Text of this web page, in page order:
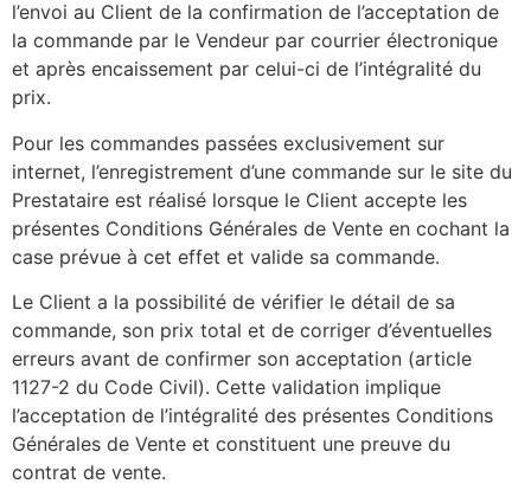
l’envoi au Client de la confirmation de l’acceptation de
la commande par le Vendeur par courrier électronique
et après encaissement par celui-ci de l’intégralité du
prix.
Pour les commandes passées exclusivement sur
internet, l’enregistrement d’une commande sur le site du
Prestataire est réalisé lorsque le Client accepte les
présentes Conditions Générales de Vente en cochant la
case prévue à cet effet et valide sa commande.
Le Client a la possibilité de vérifier le détail de sa
commande, son prix total et de corriger d’éventuelles
erreurs avant de confirmer son acceptation (article
1127-2 du Code Civil). Cette validation implique
l’acceptation de l’intégralité des présentes Conditions
Générales de Vente et constituent une preuve du
contrat de vente.